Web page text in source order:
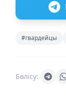
#гвардейцы
Бөлісу: